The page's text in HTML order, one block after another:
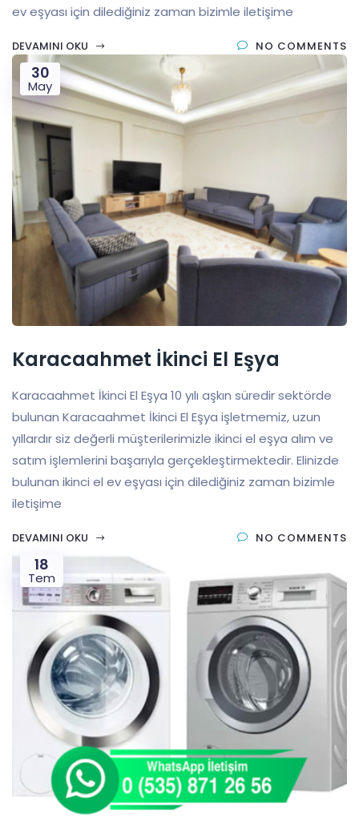
ev eşyası için dilediğiniz zaman bizimle iletişime
DEVAMINI OKU NO COMMENTS
30
May
Karacaahmet İkinci El Eşya
Karacaahmet İkinci El Eşya 10 yılı aşkın süredir sektörde
bulunan Karacaahmet İkinci El Eşya işletmemiz, uzun
yıllardır siz değerli müşterilerimizle ikinci el eşya alım ve
satım işlemlerini başarıyla gerçekleştirmektedir. Elinizde
bulunan ikinci el ev eşyası için dilediğiniz zaman bizimle
iletişime
DEVAMINI OKU NO COMMENTS
18
Tem